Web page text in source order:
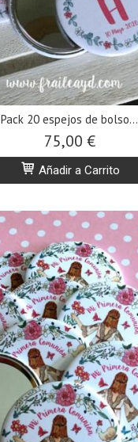
Pack 20 espejos de bolso...
75,00 €
Añadir a Carrito